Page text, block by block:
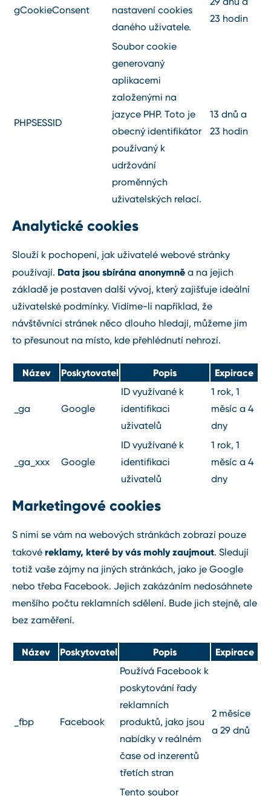
gCookieConsent
nastavení cookies
daného uživatele.
23 hodin
PHPSESSID
Soubor cookie
generovaný
aplikacemi
založenými na
jazyce PHP. Toto je
obecný identifikátor
používaný k
udržování
proměnných
uživatelských relací.
13 dnů a
23 hodin
Analytické cookies
Slouží k pochopení, jak uživatelé webové stránky
používají. Data jsou sbírána anonymně a na jejich
základě je postaven další vývoj, který zajišťuje ideální
uživatelské podmínky. Vidíme-li například, že
návštěvníci stránek něco dlouho hledají, můžeme jim
to přesunout na místo, kde přehlédnutí nehrozí.
Název Poskytovatel Popis Expirace
_ga Google
ID využívané k
identifikaci
uživatelů
1 rok, 1
měsíc a 4
dny
_ga_xxx Google
ID využívané k
identifikaci
uživatelů
1 rok, 1
měsíc a 4
dny
Marketingové cookies
S nimi se vám na webových stránkách zobrazí pouze
takové reklamy, které by vás mohly zaujmout. Sledují
totiž vaše zájmy na jiných stránkách, jako je Google
nebo třeba Facebook. Jejich zakázáním nedosáhnete
menšího počtu reklamních sdělení. Bude jich stejně, ale
bez zaměření.
Název Poskytovatel Popis Expirace
_fbp Facebook
Používá Facebook k
poskytování řady
reklamních
produktů, jako jsou
nabídky v reálném
čase od inzerentů
třetích stran
2 měsíce
a 29 dnů
Tento soubor